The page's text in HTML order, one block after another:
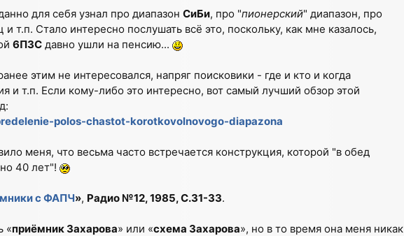
для себя узнал про диапазон СиБи, про "пионерский" диапазон, про
т.п. Стало интересно послушать всё это, поскольку, как мне казалось,
6П3С давно ушли на пенсию...
этим не интересовался, напряг поисковики - где и кто и когда
и т.п. Если кому-либо это интересно, вот самый лучший обзор этой
polos-chastot-korotkovolnovogo-diapazona
меня, что весьма часто встречается конструкция, которой "в обед
40 лет"!
с ФАПЧ», Радио №12, 1985, С.31-33.
«приёмник Захарова» или «схема Захарова», но в то время она меня никак